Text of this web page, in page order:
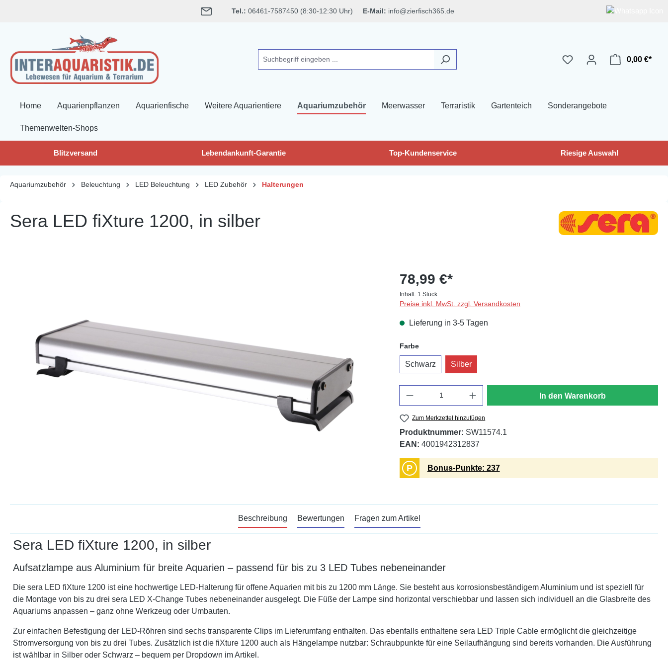
Tel.: 06461-7587450 (8:30-12:30 Uhr) E-Mail: info@zierfisch365.de
0,00 €*
Home Aquarienpflanzen Aquarienfische Weitere Aquarientiere Aquariumzubehör Meerwasser Terraristik Gartenteich Sonderangebote
Themenwelten-Shops
Blitzversand Lebendankunft-Garantie Top-Kundenservice Riesige Auswahl
Aquariumzubehör Beleuchtung LED Beleuchtung LED Zubehör Halterungen
Sera LED fiXture 1200, in silber
78,99 €*
Inhalt: 1 Stück
Preise inkl. MwSt. zzgl. Versandkosten
Lieferung in 3-5 Tagen
Farbeauswählen
Schwarz Silber
In den Warenkorb
Zum Merkzettel hinzufügen
Produktnummer: SW11574.1
EAN: 4001942312837
P Bonus-Punkte: 237
Beschreibung Bewertungen Fragen zum Artikel
Sera LED fiXture 1200, in silber
Aufsatzlampe aus Aluminium für breite Aquarien – passend für bis zu 3 LED Tubes nebeneinander
Die sera LED fiXture 1200 ist eine hochwertige LED-Halterung für offene Aquarien mit bis zu 1200 mm Länge. Sie besteht aus korrosionsbeständigem Aluminium und ist speziell für
die Montage von bis zu drei sera LED X‑Change Tubes nebeneinander ausgelegt. Die Füße der Lampe sind horizontal verschiebbar und lassen sich individuell an die Glasbreite des
Aquariums anpassen – ganz ohne Werkzeug oder Umbauten.
Zur einfachen Befestigung der LED-Röhren sind sechs transparente Clips im Lieferumfang enthalten. Das ebenfalls enthaltene sera LED Triple Cable ermöglicht die gleichzeitige
Stromversorgung von bis zu drei Tubes. Zusätzlich ist die fiXture 1200 auch als Hängelampe nutzbar: Schraubpunkte für eine Seilaufhängung sind bereits vorhanden. Die Ausführung
ist wählbar in Silber oder Schwarz – bequem per Dropdown im Artikel.